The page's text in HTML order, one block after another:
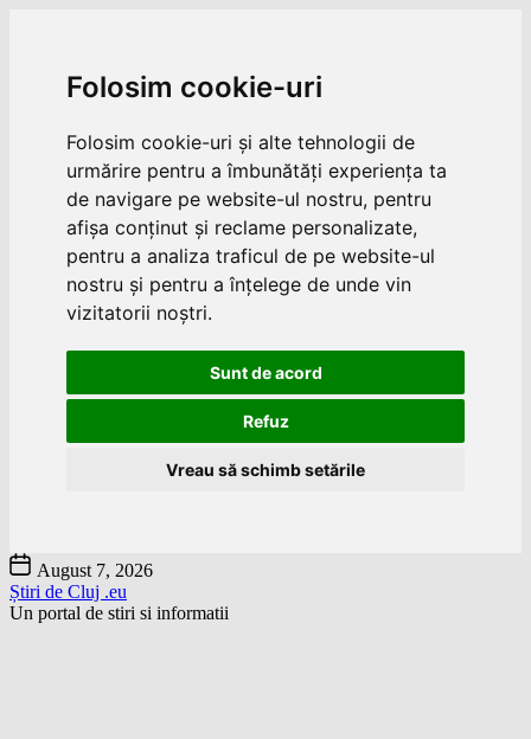
Folosim cookie-uri
Folosim cookie-uri și alte tehnologii de
urmărire pentru a îmbunătăți experiența ta
de navigare pe website-ul nostru, pentru
afișa conținut și reclame personalizate,
pentru a analiza traficul de pe website-ul
nostru și pentru a înțelege de unde vin
vizitatorii noștri.
Sunt de acord
Refuz
Vreau să schimb setările
Skip
to
the
content
August 7, 2026
Știri de Cluj .eu
Un portal de stiri si informatii